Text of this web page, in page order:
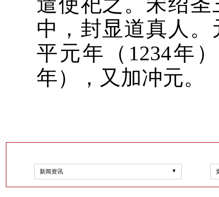
中，封显道真人
平元年（1234年
年），又加冲元。
新闻资讯